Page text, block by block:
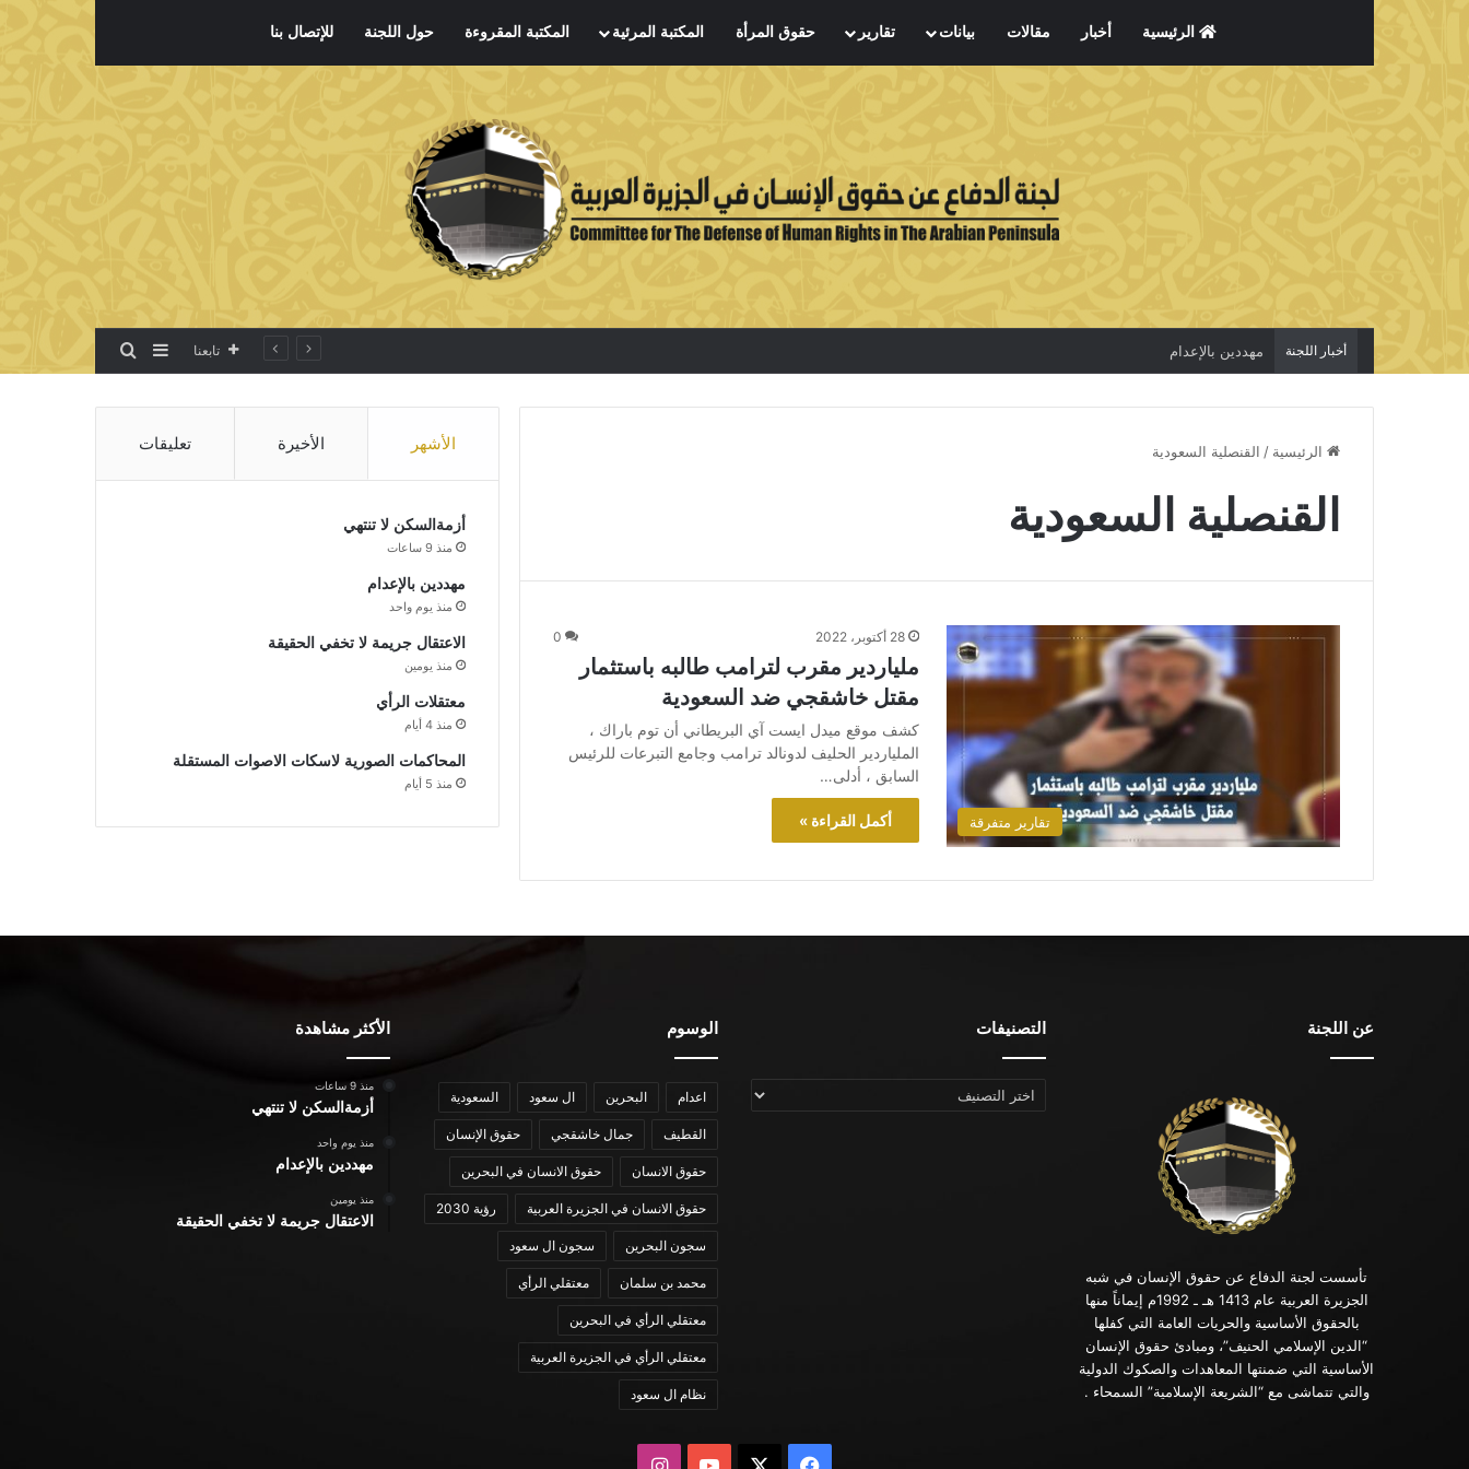
الرئيسية أخبار مقالات بيانات تقارير حقوق المرأة المكتبة المرئية المكتبة المقروءة حول اللجنة للإتصال بنا
أخبار اللجنة مهددين بالإعدام تابعنا إضافة عمود جانبي
بحث عن
الرئيسية / القنصلية السعودية
القنصلية السعودية
تقارير متفرقة
28 أكتوبر، 2022 0
ملياردير مقرب لترامب طالبه باستثمار
مقتل خاشقجي ضد السعودية
كشف موقع ميدل ايست آي البريطاني أن توم باراك ،
الملياردير الحليف لدونالد ترامب وجامع التبرعات للرئيس
السابق ، أدلى…
أكمل القراءة »
الأشهر الأخيرة تعليقات
أزمةالسكن لا تنتهي
منذ 9 ساعات
مهددين بالإعدام
منذ يوم واحد
الاعتقال جريمة لا تخفي الحقيقة
منذ يومين
معتقلات الرأي
منذ 4 أيام
المحاكمات الصورية لاسكات الاصوات المستقلة
منذ 5 أيام
عن اللجنة
تأسست لجنة الدفاع عن حقوق الإنسان في شبه
الجزيرة العربية عام 1413 هـ ـ 1992م إيماناً منها
بالحقوق الأساسية والحريات العامة التي كفلها
“الدين الإسلامي الحنيف”، ومبادئ حقوق الإنسان
الأساسية التي ضمنتها المعاهدات والصكوك الدولية
والتي تتماشى مع “الشريعة الإسلامية” السمحاء .
التصنيفات
التصنيفات
الوسوم
اعدام البحرين ال سعود السعودية
القطيف جمال خاشقجي حقوق الإنسان
حقوق الانسان حقوق الانسان في البحرين
حقوق الانسان في الجزيرة العربية رؤية 2030
سجون البحرين سجون ال سعود
محمد بن سلمان معتقلي الرأي
معتقلي الرأي في البحرين
معتقلي الرأي في الجزيرة العربية
نظام ال سعود
الأكثر مشاهدة
منذ 9 ساعات
أزمةالسكن لا تنتهي
منذ يوم واحد
مهددين بالإعدام
منذ يومين
الاعتقال جريمة لا تخفي الحقيقة
فيسبوك يوتيوبانستقرام